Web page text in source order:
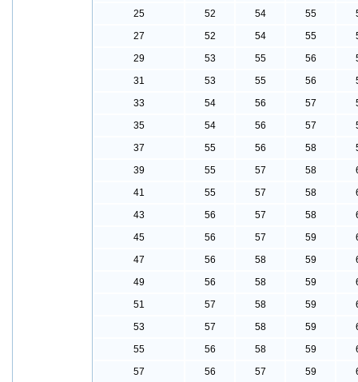
25
52 54 55
27
52 54 55
29
53 55 56
31
53 55 56
33
54 56 57
35
54 56 57
37
55 56 58
39
55 57 58
41
55 57 58
43
56 57 58
45
56 57 59
47
56 58 59
49
56 58 59
51
57 58 59
53
57 58 59
55
56 58 59
57
56 57 59